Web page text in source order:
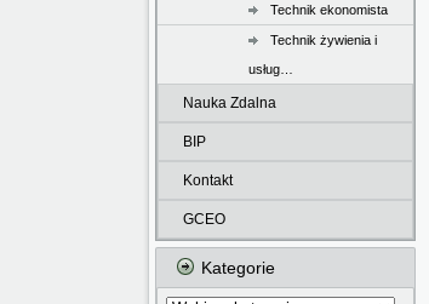
Technik ekonomista
Technik żywienia i
usług…
Nauka Zdalna
BIP
Kontakt
GCEO
Kategorie